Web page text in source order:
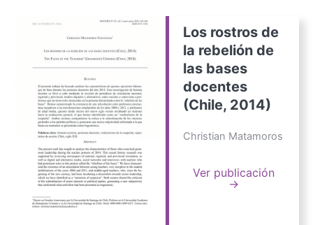
Los rostros de
la rebelión de
las bases
docentes
(Chile, 2014)
Christian Matamoros
Ver publicación
→